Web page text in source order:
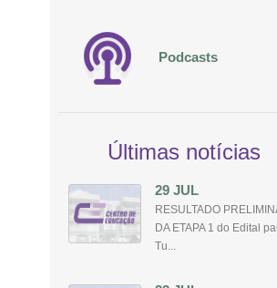
Podcasts
Últimas notícias
29 JUL
RESULTADO
DA ETAPA 1 do Edital
Tu...